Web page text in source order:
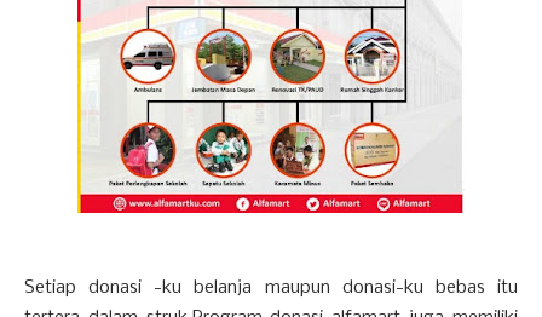
Setiap donasi -ku belanja maupun donasi-ku bebas itu